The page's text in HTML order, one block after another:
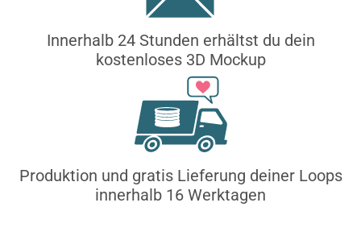
Innerhalb 24 Stunden erhältst du dein
kostenloses 3D Mockup
Produktion und gratis Lieferung deiner Loops
innerhalb 16 Werktagen